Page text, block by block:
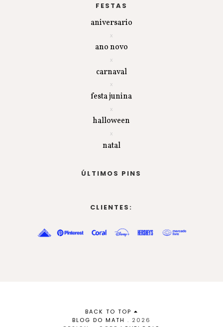
FESTAS
aniversario
ano novo
carnaval
festa junina
halloween
natal
ÚLTIMOS PINS
CLIENTES:
BACK TO TOP
BLOG DO MATH . 2026